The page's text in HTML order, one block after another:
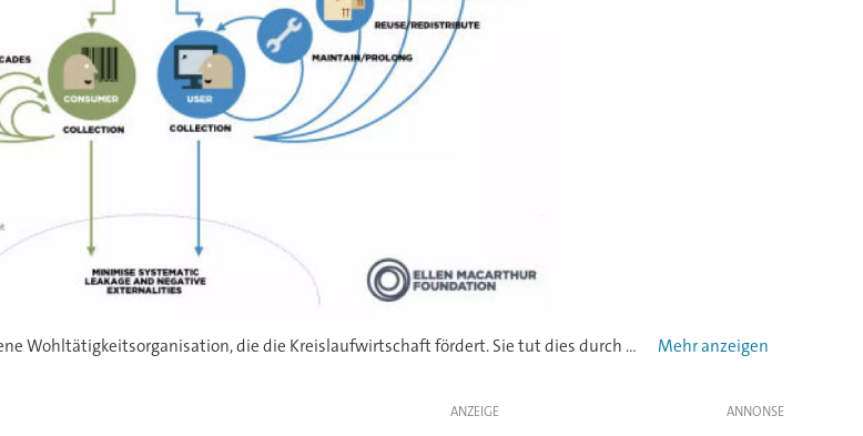
DieEllen MacArthur Foundation (EMF)ist eine in Großbritannien eingetragene Wohltätigkeitsorganisation, die die Kreislaufwirtschaft fördert. Sie tut dies durch die Entwicklung und Förderung des Konzepts der Kreislaufwirtschaft und arbeitet dabei mit Unternehmen, politischen Entscheidungsträgern und Wissenschaftlern zusammen. 2010 gründete die britische Weltrekord-Seglerin Ellen MacArthur die Ellen MacArthur-Stiftung mit dem Ziel die Vermüllung der Weltmeere zu stoppen. Neben vielen Mitgliedern aus der ganzen Supply-Chain wie beispielsweise Markenartiklern, Rohstoffproduzenten, Handelsketten und Online-Plattformen ist auch die Verpackungsbranche unter anderen durch folgende Firmen vertreten: ABB, ALPLA, Aptar, Avery Dennison, Berry, BASF, Constantia Flexibles, DS Smith, Graphic Packaging, Greiner, Henkel, Nature Works, RePack, SchneiderElectric, Tetra Pak, Verallia.
ANZEIGE